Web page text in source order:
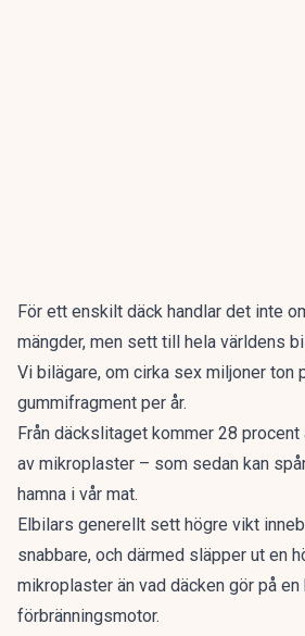
För ett enskilt däck handlar det inte
mängder, men sett till hela världens
Vi bilägare, om cirka sex miljoner ton
gummifragment per år.
Från däckslitaget kommer 28
av mikroplaster – som sedan kan
hamna i vår mat.
Elbilars generellt sett högre vikt
snabbare, och därmed släpper ut en
mikroplaster än vad däcken gör på
förbränningsmotor.